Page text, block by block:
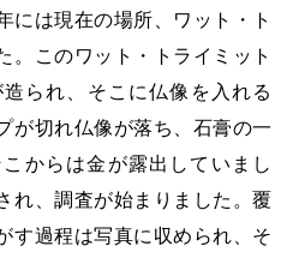
には現在の場所、ワット・ト
。このワット・トライミット
られ、そこに仏像を入れる
が切れ仏像が落ち、石膏の一
からは金が露出していまし
れ、調査が始まりました。覆
す過程は写真に収められ、そ